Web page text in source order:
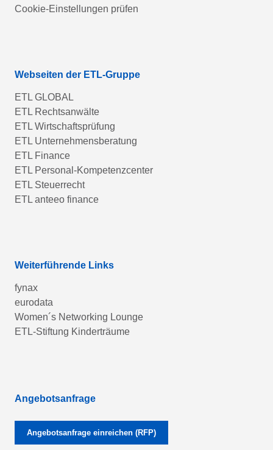
Cookie-Einstellungen prüfen
Webseiten der ETL-Gruppe
ETL GLOBAL
ETL Rechtsanwälte
ETL Wirtschaftsprüfung
ETL Unternehmensberatung
ETL Finance
ETL Personal-Kompetenzcenter
ETL Steuerrecht
ETL anteeo finance
Weiterführende Links
fynax
eurodata
Women´s Networking Lounge
ETL-Stiftung Kinderträume
Angebotsanfrage
Angebotsanfrage einreichen (RFP)